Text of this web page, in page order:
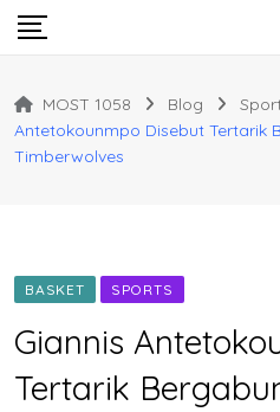
Skip
MOST 1058 Blog
Antetokounmpo Disebut Tertarik
Timberwolves
BASKET SPORTS
Giannis
Tertarik